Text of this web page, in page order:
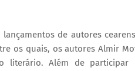
de autores
os quais, os autores Almir
literário. Além de participar